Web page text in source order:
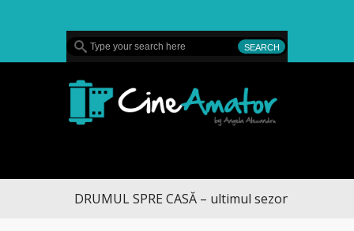
DRUMUL SPRE CASĂ – ultimul sezon te aduce la